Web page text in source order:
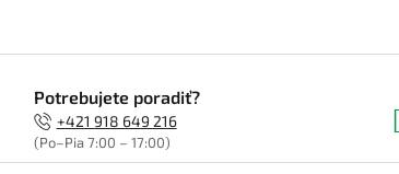
Potrebujete poradiť?
+421 918 649 216
(Po–Pia 7:00 – 17:00)